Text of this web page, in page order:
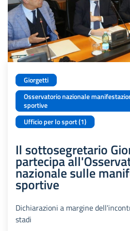
Giorgetti
Osservatorio nazionale
sportive
Ufficio per lo sport (1)
Il sottosegretario
partecipa
nazionale sulle
sportive
Dichiarazioni a margine
stadi